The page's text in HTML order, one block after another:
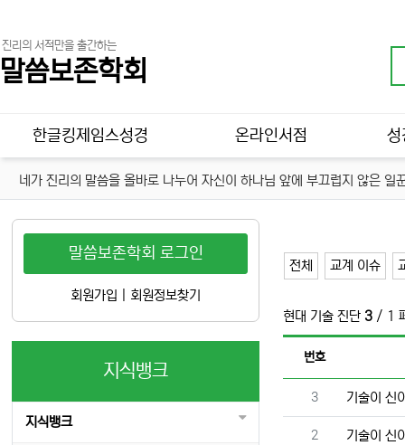
진리의 서적만을 출간하는
말씀보존학회
메인 메뉴
한글킹제임스성경 온라인서점 성
네가 진리의 말씀을 올바로 나누어 자신이 하나님 앞에 부끄럽지 않은
전체 교계 이슈
현대 기술 진단 3 / 1
번호
번호
3 기술이 신
번호
2 기술이 신
말씀보존학회 로그인
회원가입 회원정보찾기
지식뱅크
지식뱅크